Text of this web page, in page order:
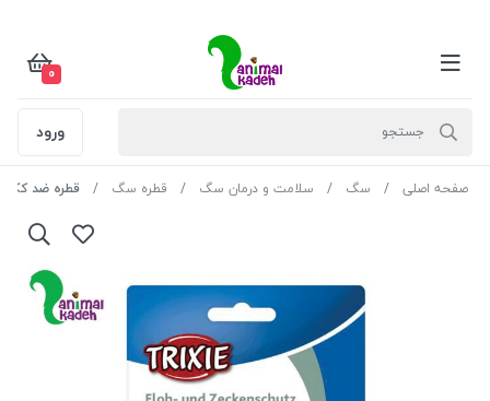
0
ورود
صفحه اصلی سگ سلامت و درمان سگ قطره سگ قطره ضد کک و کنه